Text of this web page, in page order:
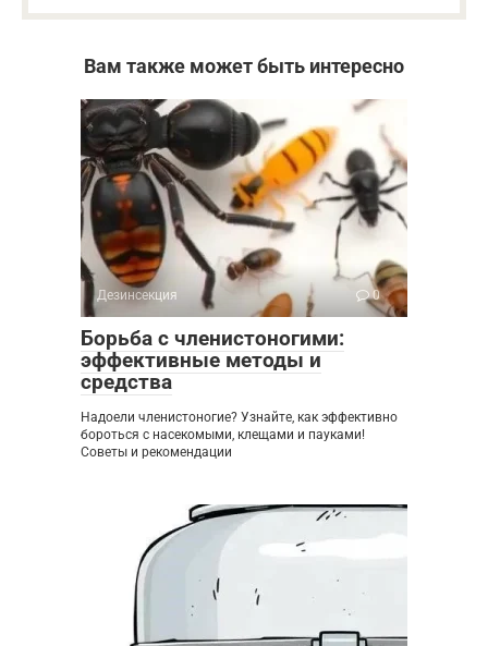
Вам также может быть интересно
Дезинсекция 0
Борьба с членистоногими:
эффективные методы и
средства
Надоели членистоногие? Узнайте, как эффективно
бороться с насекомыми, клещами и пауками!
Советы и рекомендации